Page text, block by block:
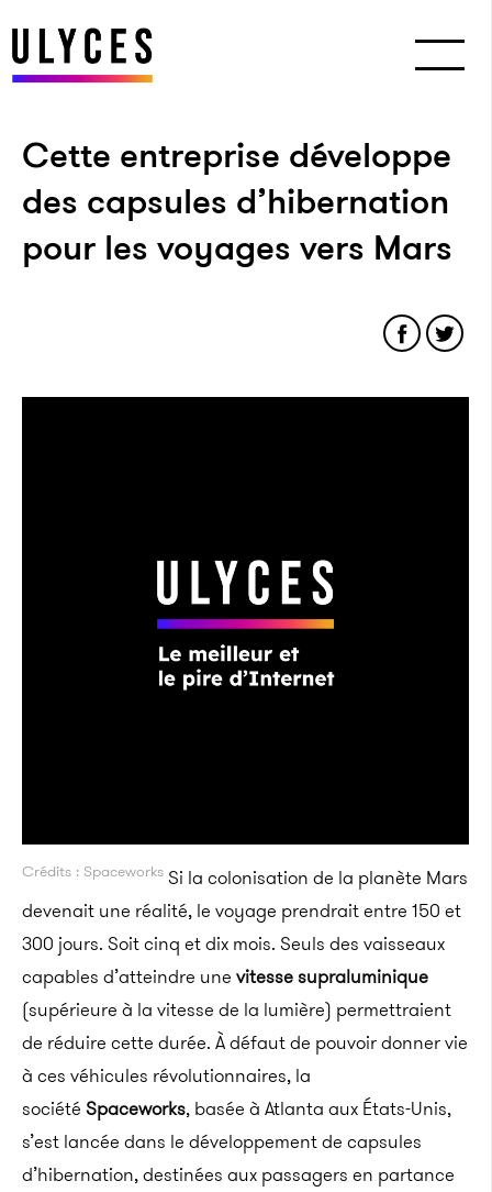
Cette entreprise développe
des capsules d’hibernation
pour les voyages vers Mars
Crédits : Spaceworks Si la colonisation de la planète Mars
devenait une réalité, le voyage prendrait entre 150 et
300 jours. Soit cinq et dix mois. Seuls des vaisseaux
capables d’atteindre une vitesse supraluminique
(supérieure à la vitesse de la lumière) permettraient
de réduire cette durée. À défaut de pouvoir donner vie
à ces véhicules révolutionnaires, la
société Spaceworks, basée à Atlanta aux États-Unis,
s’est lancée dans le développement de capsules
d’hibernation, destinées aux passagers en partance